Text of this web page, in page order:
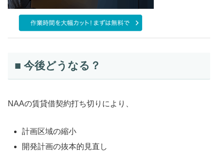
■ 今後どうなる？
NAAの賃貸借契約打ち切りにより、
計画区域の縮小
開発計画の抜本的見直し